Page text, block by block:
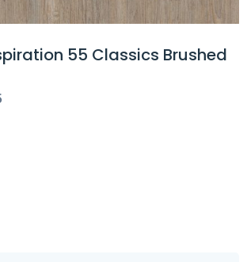
55 Classics Brushed